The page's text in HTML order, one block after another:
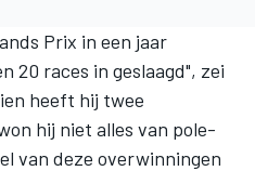
Prix in een jaar
20 races in geslaagd", zei
heeft hij twee
hij niet alles van pole-
van deze overwinningen